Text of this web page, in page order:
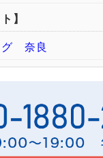
】
グ 奈良